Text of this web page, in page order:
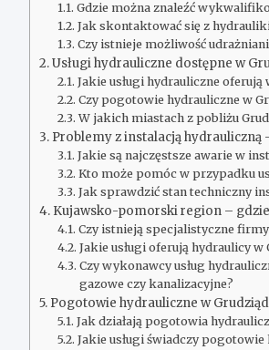
Gdzie można znaleźć
Jak skontaktować się z
Czy istnieje możliwość
Usługi hydrauliczne dostępne w
Jakie usługi hydrauliczne
Czy pogotowie hydrauliczne w
W jakich miastach z pobliżu
Problemy z instalacją hydrauliczną
Jakie są najczęstsze awarie w
Kto może pomóc w przypadku
Jak sprawdzić stan techniczny
Kujawsko-pomorski region –
Czy istnieją specjalistyczne
Jakie usługi oferują hydraulicy w
Czy wykonawcy usług
gazowe czy kanalizacyjne?
Pogotowie hydrauliczne w
Jak działają pogotowia
Jakie usługi świadczy